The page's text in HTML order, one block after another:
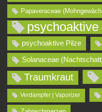
Papaveraceae
psychoaktive Pilze
Solanaceae
Traumkraut
Verdampfer | Vaporizer